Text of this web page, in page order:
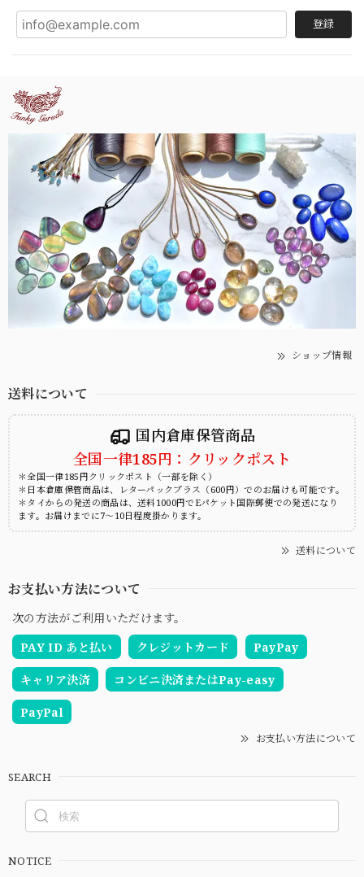
登録
ショップ情報
送料について
国内倉庫保管商品
全国一律185円：クリックポスト
＊全国一律185円クリックポスト（一部を除く）
＊日本倉庫保管商品は、レターパックプラス（600円）でのお届けも可能です。
＊タイからの発送の商品は、送料1000円でEパケット国際郵便での発送になり
ます。お届けまでに7～10日程度掛かります。
送料について
お支払い方法について
次の方法がご利用いただけます。
PAY ID あと払い
クレジットカード PayPay
キャリア決済 コンビニ決済またはPay-easy
PayPal
お支払い方法について
SEARCH
NOTICE